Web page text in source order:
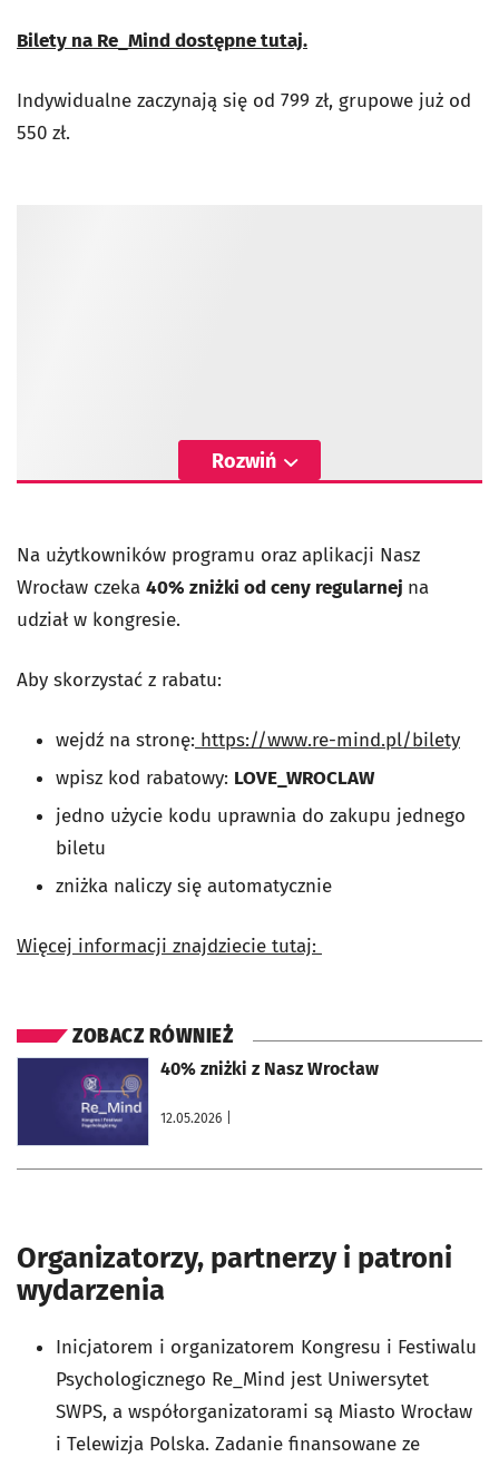
Bilety na Re_Mind dostępne tutaj.
Indywidualne zaczynają się od 799 zł, grupowe już od
550 zł.
Rozwiń
Na użytkowników programu oraz aplikacji Nasz
Wrocław czeka 40% zniżki od ceny regularnej na
udział w kongresie.
Aby skorzystać z rabatu:
wejdź na stronę: https://www.re-mind.pl/bilety
wpisz kod rabatowy: LOVE_WROCLAW
jedno użycie kodu uprawnia do zakupu jednego
biletu
zniżka naliczy się automatycznie
Więcej informacji znajdziecie tutaj:
ZOBACZ RÓWNIEŻ
40% zniżki z Nasz Wrocław
12.05.2026
otworzy się w nowej karcie
Organizatorzy, partnerzy i patroni
wydarzenia
Inicjatorem i organizatorem Kongresu i Festiwalu
Psychologicznego Re_Mind jest Uniwersytet
SWPS, a współorganizatorami są Miasto Wrocław
i Telewizja Polska. Zadanie finansowane ze